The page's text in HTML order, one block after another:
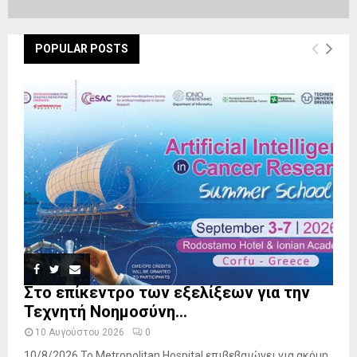
POPULAR POSTS
Στο επίκεντρο των εξελίξεων για την
Τεχνητή Νοημοσύνη...
10 Αυγούστου 2026 0